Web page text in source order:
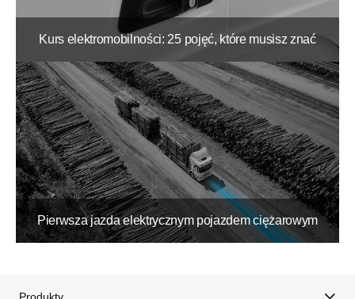
Kurs elektromobilności: 25 pojęć, które musisz znać
Pierwsza jazda elektrycznym pojazdem ciężarowym